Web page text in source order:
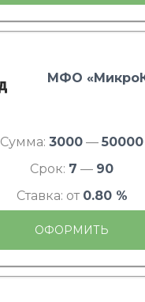
МФО
Сумма: 3000 — 50000
Срок: 7 — 90
Ставка: от 0.80 %
ОФОРМИТЬ